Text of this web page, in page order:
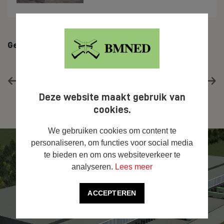
Deze website maakt gebruik van
cookies.
We gebruiken cookies om content te
personaliseren, om functies voor social media
te bieden en om ons websiteverkeer te
analyseren. Lees meer
ACCEPTEREN
Gerelateerde projecten